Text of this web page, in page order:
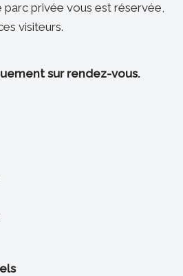
privée vous est réservée,
visiteurs.
sur rendez-vous.